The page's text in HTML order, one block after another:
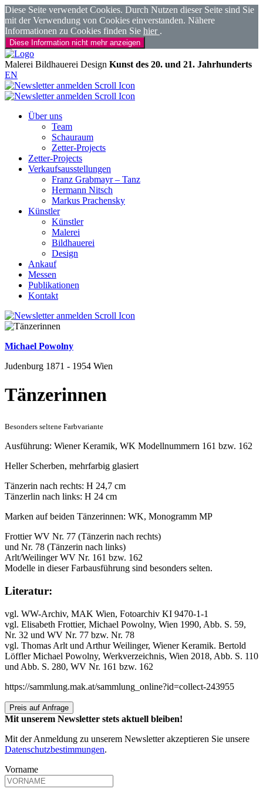
Diese Seite verwendet Cookies. Durch Nutzen dieser Seite sind Sie
mit der Verwendung von Cookies einverstanden. Nähere
Informationen zu Cookies finden Sie hier .
Diese Information nicht mehr anzeigen
Malerei Bildhauerei Design Kunst des 20. und 21. Jahrhunderts
EN
Über uns
Team
Schauraum
Zetter-Projects
Zetter-Projects
Verkaufsausstellungen
Franz Grabmayr – Tanz
Hermann Nitsch
Markus Prachensky
Künstler
Künstler
Malerei
Bildhauerei
Design
Ankauf
Messen
Publikationen
Kontakt
Michael Powolny
Judenburg 1871 - 1954 Wien
Tänzerinnen
Besonders seltene Farbvariante
Ausführung: Wiener Keramik, WK Modellnummern 161 bzw. 162
Heller Scherben, mehrfarbig glasiert
Tänzerin nach rechts: H 24,7 cm
Tänzerlin nach links: H 24 cm
Marken auf beiden Tänzerinnen: WK, Monogramm MP
Frottier WV Nr. 77 (Tänzerin nach rechts)
und Nr. 78 (Tänzerin nach links)
Arlt/Weilinger WV Nr. 161 bzw. 162
Modelle in dieser Farbausführung sind besonders selten.
Literatur:
vgl. WW-Archiv, MAK Wien, Fotoarchiv KI 9470-1-1
vgl. Elisabeth Frottier, Michael Powolny, Wien 1990, Abb. S. 59,
Nr. 32 und WV Nr. 77 bzw. Nr. 78
vgl. Thomas Arlt und Arthur Weilinger, Wiener Keramik. Bertold
Löffler Michael Powolny, Werkverzeichnis, Wien 2018, Abb. S. 110
und Abb. S. 280, WV Nr. 161 bzw. 162
https://sammlung.mak.at/sammlung_online?id=collect-243955
Preis auf Anfrage
Mit unserem Newsletter stets aktuell bleiben!
Mit der Anmeldung zu unserem Newsletter akzeptieren Sie unsere
Datenschutzbestimmungen.
Vorname